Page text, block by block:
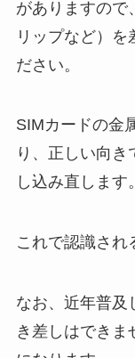
がありますので
リップなど）を
ださい。
SIMカードの金
り、正しい向
し込み直します。
これで認識され
なお、近年普及
き差しはできま